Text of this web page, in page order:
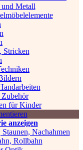
Metall
Stricken
für Kinder
anzeigen
Nachahmen
Rollbahn